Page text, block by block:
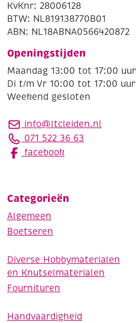
KvKnr: 28006128
BTW: NL819138770B01
ABN: NL18ABNA0566420872
Openingstijden
Maandag 13:00 tot 17:00 uur
Di t/m Vr 10:00 tot 17:00 uur
Weekend gesloten
info@ltcleiden.nl
071 522 36 63
facebook
Categorieën
Algemeen
Boetseren
Diverse Hobbymaterialen
en Knutselmaterialen
Fournituren
Handvaardigheid